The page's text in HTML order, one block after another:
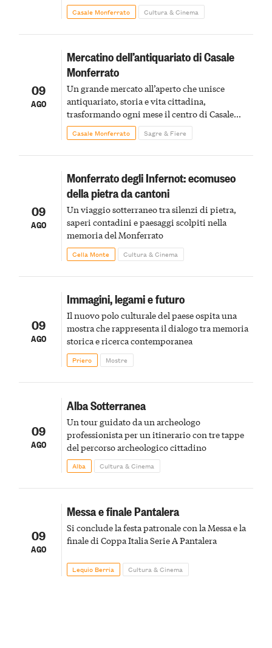
Casale Monferrato Cultura & Cinema
09
AGO
Mercatino dell’antiquariato di Casale
Monferrato
Un grande mercato all’aperto che unisce
antiquariato, storia e vita cittadina,
trasformando ogni mese il centro di Casale
Monferrato in un luogo di scoperta e racconto
Casale Monferrato Sagre & Fiere
09
AGO
Monferrato degli Infernot: ecomuseo
della pietra da cantoni
Un viaggio sotterraneo tra silenzi di pietra,
saperi contadini e paesaggi scolpiti nella
memoria del Monferrato
Cella Monte Cultura & Cinema
09
AGO
Immagini, legami e futuro
Il nuovo polo culturale del paese ospita una
mostra che rappresenta il dialogo tra memoria
storica e ricerca contemporanea
Priero Mostre
09
AGO
Alba Sotterranea
Un tour guidato da un archeologo
professionista per un itinerario con tre tappe
del percorso archeologico cittadino
Alba Cultura & Cinema
09
AGO
Messa e finale Pantalera
Si conclude la festa patronale con la Messa e la
finale di Coppa Italia Serie A Pantalera
Lequio Berria Cultura & Cinema